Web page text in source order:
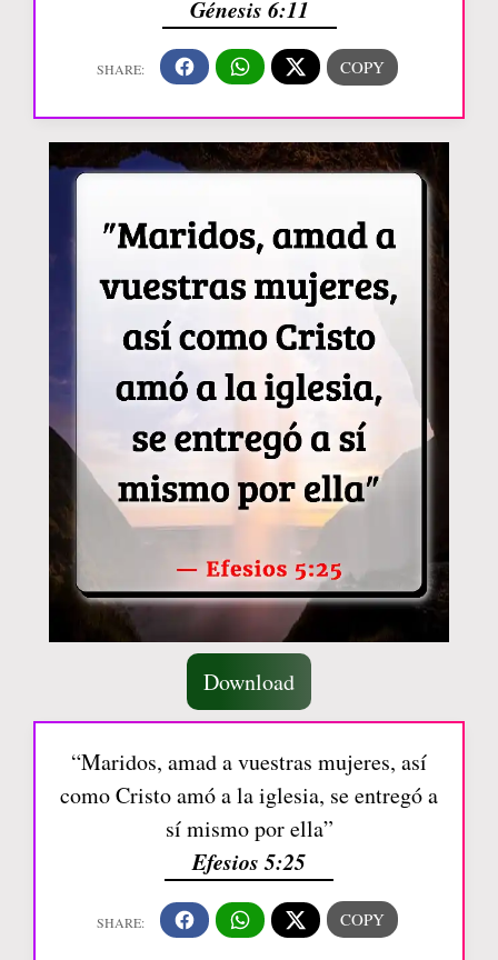
Génesis 6:11
Download
“Maridos, amad a vuestras mujeres, así
como Cristo amó a la iglesia, se entregó a
sí mismo por ella”
Efesios 5:25